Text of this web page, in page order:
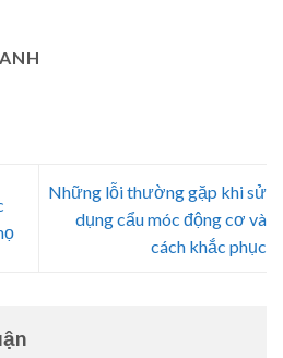
Những lỗi thường gặp khi sử
dụng cẩu móc động cơ và
cách khắc phục